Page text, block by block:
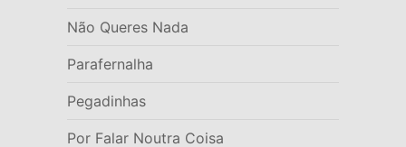
Não Queres Nada
Parafernalha
Pegadinhas
Por Falar Noutra Coisa